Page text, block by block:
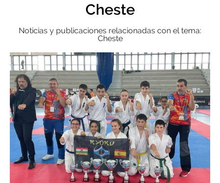
Cheste
Noticias y publicaciones relacionadas con el tema:
Cheste